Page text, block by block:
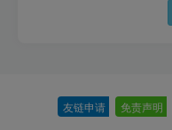
友链申请 免责声明